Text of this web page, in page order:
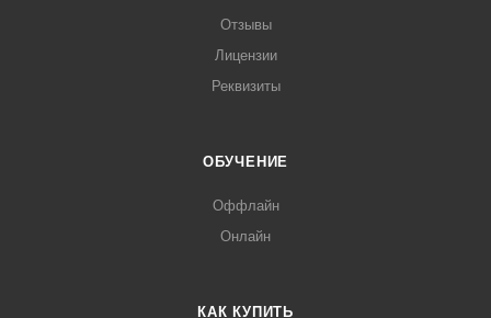
Отзывы
Лицензии
Реквизиты
ОБУЧЕНИЕ
Оффлайн
Онлайн
КАК КУПИТЬ